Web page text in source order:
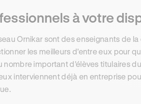
à votre
Ornikar sont des enseignants de
les meilleurs d'entre eux pour
nombre important d'élèves titulaires
interviennent déjà en entreprise